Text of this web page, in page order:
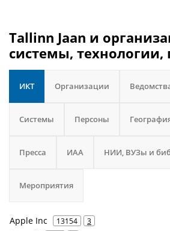
Tallinn Jaan и
системы, технологии,
ИКТ Организации
Системы Персоны
Пресса ИАА НИИ, ВУЗы и
Мероприятия
Apple Inc 13154 3